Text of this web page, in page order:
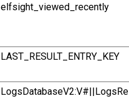
elfsight_viewed_recently
LAST_RESULT_ENTRY_KEY
LogsDatabaseV2:V#||LogsRe